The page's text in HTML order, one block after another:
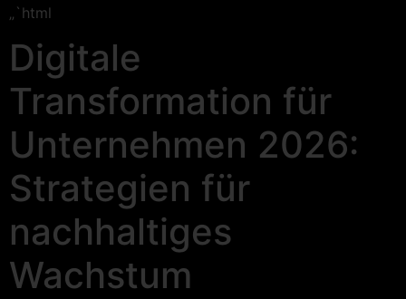
„`html
Digitale
Transformation für
Unternehmen 2026:
Strategien für
nachhaltiges
Wachstum